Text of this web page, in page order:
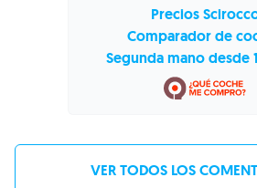
Precios
Comparador de
Segunda mano desde
VER TODOS LOS